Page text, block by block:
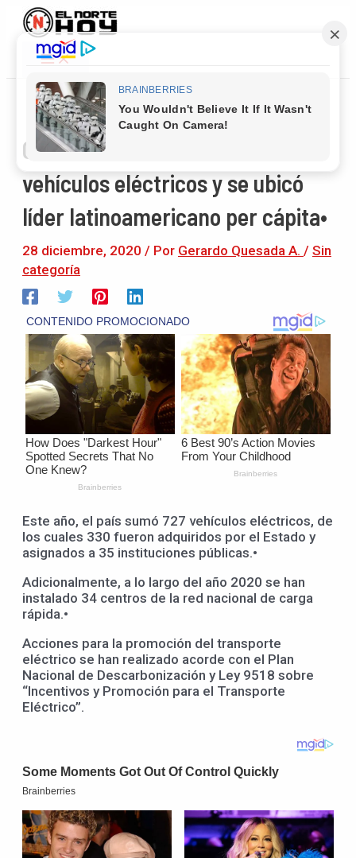
contenido
Main
Menu
Costa Rica alcanzó 3106
vehículos eléctricos y se ubicó
líder latinoamericano per cápita•
28 diciembre, 2020 / Por Gerardo Quesada A. / Sin
categoría
Este año, el país sumó 727 vehículos eléctricos, de
los cuales 330 fueron adquiridos por el Estado y
asignados a 35 instituciones públicas.•
Adicionalmente, a lo largo del año 2020 se han
instalado 34 centros de la red nacional de carga
rápida.•
Acciones para la promoción del transporte
eléctrico se han realizado acorde con el Plan
Nacional de Descarbonización y Ley 9518 sobre
“Incentivos y Promoción para el Transporte
Eléctrico”.
Navegación
entradas